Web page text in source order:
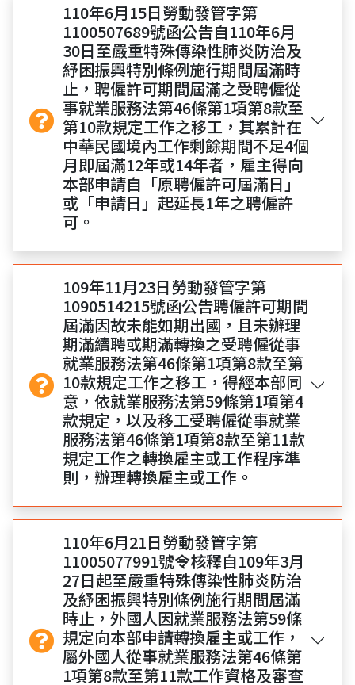
110年6月15日勞動發管字第
1100507689號函公告自110年6月
30日至嚴重特殊傳染性肺炎防治及
紓困振興特別條例施行期間屆滿時
止，聘僱許可期間屆滿之受聘僱從
事就業服務法第46條第1項第8款至
第10款規定工作之移工，其累計在
中華民國境內工作剩餘期間不足4個
月即屆滿12年或14年者，雇主得向
本部申請自「原聘僱許可屆滿日」
或「申請日」起延長1年之聘僱許
可。
109年11月23日勞動發管字第
1090514215號函公告聘僱許可期間
屆滿因故未能如期出國，且未辦理
期滿續聘或期滿轉換之受聘僱從事
就業服務法第46條第1項第8款至第
10款規定工作之移工，得經本部同
意，依就業服務法第59條第1項第4
款規定，以及移工受聘僱從事就業
服務法第46條第1項第8款至第11款
規定工作之轉換雇主或工作程序準
則，辦理轉換雇主或工作。
110年6月21日勞動發管字第
11005077991號令核釋自109年3月
27日起至嚴重特殊傳染性肺炎防治
及紓困振興特別條例施行期間屆滿
時止，外國人因就業服務法第59條
規定向本部申請轉換雇主或工作，
屬外國人從事就業服務法第46條第
1項第8款至第11款工作資格及審查